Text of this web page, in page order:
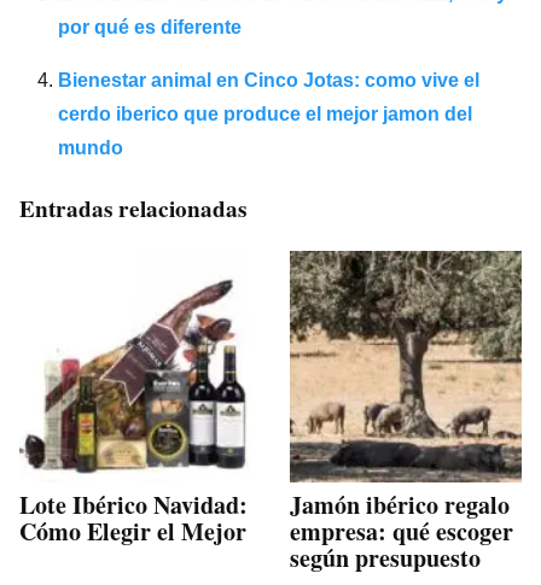
por qué es diferente
Bienestar animal en Cinco Jotas: como vive el
cerdo iberico que produce el mejor jamon del
mundo
Entradas relacionadas
Lote Ibérico Navidad:
Cómo Elegir el Mejor
Jamón ibérico regalo
empresa: qué escoger
según presupuesto